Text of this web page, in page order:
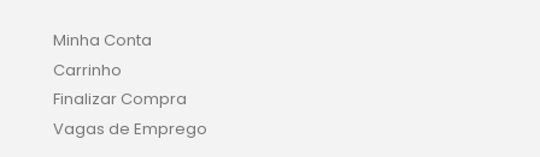
Finalizar Compra
Vagas de Emprego